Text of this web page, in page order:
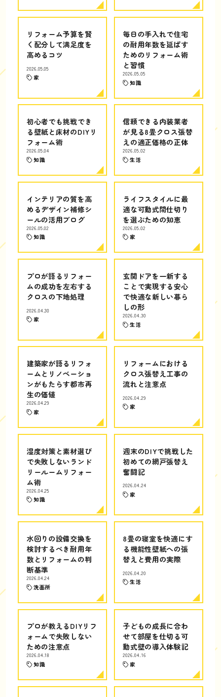
リフォーム予算を賢
く配分して満足度を
高めるコツ
2026.05.05
家
毎日の手入れで住宅
の耐用年数を延ばす
ためのリフォーム術
と習慣
2026.05.05
知識
初心者でも挑戦でき
る壁紙と床材のDIYリ
フォーム術
2026.05.04
知識
信頼できる内装業者
が見る8畳クロス張替
えの適正価格の正体
2026.05.02
生活
インテリアの質を高
めるデザイン補修シ
ールの活用ブログ
2026.05.02
知識
ライフスタイルに最
適な可動式間仕切り
を選ぶための知恵
2026.05.02
家
プロが語るリフォー
ムの成功を左右する
クロスの下地処理
2026.04.30
家
玄関ドアを一新する
ことで実現する安心
で快適な新しい暮ら
しの形
2026.04.30
生活
建築家が語るリフォ
ームとリノベーショ
ンがもたらす都市再
生の価値
2026.04.29
家
リフォームにおける
クロス張替え工事の
流れと注意点
2026.04.29
家
湿度対策と素材選び
で失敗しないランド
リールームリフォー
ム術
2026.04.25
知識
週末のDIYで挑戦した
初めての網戸張替え
奮闘記
2026.04.24
家
水回りの設備交換を
検討するべき耐用年
数とリフォームの判
断基準
2026.04.24
洗面所
8畳の寝室を快適にす
る機能性壁紙への張
替えと費用の実際
2026.04.20
生活
プロが教えるDIYリフ
ォームで失敗しない
ための注意点
2026.04.18
知識
子どもの成長に合わ
せて部屋を仕切る可
動式壁の導入体験記
2026.04.16
家